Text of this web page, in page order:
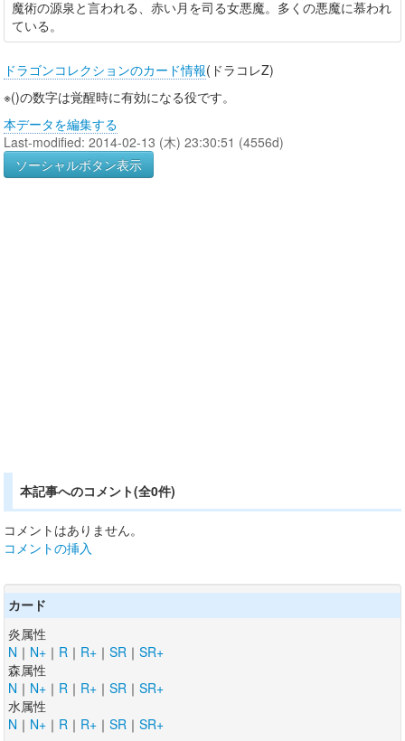
魔術の源泉と言われる、赤い月を司る女悪魔。多くの悪魔に慕われ
ている。
ドラゴンコレクションのカード情報(ドラコレZ)
※()の数字は覚醒時に有効になる役です。
本データを編集する
Last-modified: 2014-02-13 (木) 23:30:51 (4556d)
ソーシャルボタン表示
本記事へのコメント(全0件)
コメントはありません。
コメントの挿入
カード
炎属性
N ｜ N+ ｜ R ｜ R+ ｜ SR ｜ SR+
森属性
N ｜ N+ ｜ R ｜ R+ ｜ SR ｜ SR+
水属性
N ｜ N+ ｜ R ｜ R+ ｜ SR ｜ SR+